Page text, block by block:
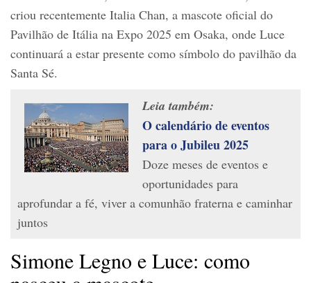
criou recentemente Italia Chan, a mascote oficial do
Pavilhão de Itália na Expo 2025 em Osaka, onde Luce
continuará a estar presente como símbolo do pavilhão da
Santa Sé.
Leia também:
O calendário de eventos
para o Jubileu 2025
Doze meses de eventos e
oportunidades para
aprofundar a fé, viver a comunhão fraterna e caminhar
juntos
Simone Legno e Luce: como